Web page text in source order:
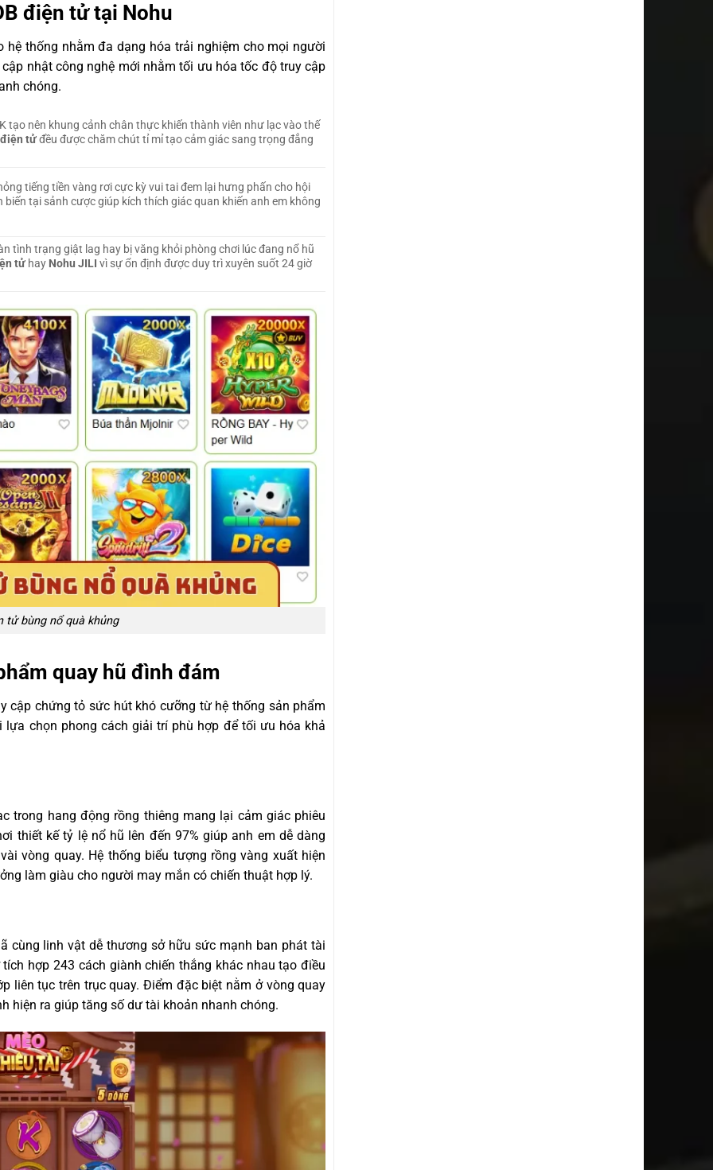
điện tử tại Nohu
thống nhằm đa dạng hóa trải nghiệm cho mọi người
nhật công nghệ mới nhằm tối ưu hóa tốc độ truy cập
chóng.
tạo nên khung cảnh chân thực khiến thành viên như lạc vào thế
tửđều được chăm chút tỉ mỉ tạo cảm giác sang trọng đẳng
tiếng tiền vàng rơi cực kỳ vui tai đem lại hưng phấn cho hội
tại sảnh cược giúp kích thích giác quan khiến anh em không
tình trạng giật lag hay bị văng khỏi phòng chơi lúc đang nổ hũ
tửhay Nohu JILI vì sự ổn định được duy trì xuyên suốt 24 giờ
tử bùng nổ quà khủng
quay hũ đình đám
cập chứng tỏ sức hút khó cưỡng từ hệ thống sản phẩm
chọn phong cách giải trí phù hợp để tối ưu hóa khả
trong hang động rồng thiêng mang lại cảm giác phiêu
thiết kế tỷ lệ nổ hũ lên đến 97% giúp anh em dễ dàng
vòng quay. Hệ thống biểu tượng rồng vàng xuất hiện
làm giàu cho người may mắn có chiến thuật hợp lý.
cùng linh vật dễ thương sở hữu sức mạnh ban phát tài
tích hợp 243 cách giành chiến thắng khác nhau tạo điều
liên tục trên trục quay. Điểm đặc biệt nằm ở vòng quay
hiện ra giúp tăng số dư tài khoản nhanh chóng.